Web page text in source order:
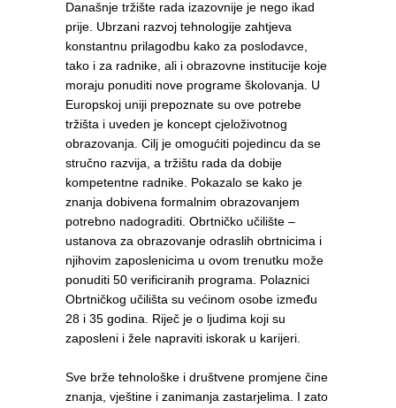
Današnje tržište rada izazovnije je nego ikad
prije. Ubrzani razvoj tehnologije zahtjeva
konstantnu prilagodbu kako za poslodavce,
tako i za radnike, ali i obrazovne institucije koje
moraju ponuditi nove programe školovanja. U
Europskoj uniji prepoznate su ove potrebe
tržišta i uveden je koncept cjeloživotnog
obrazovanja. Cilj je omogućiti pojedincu da se
stručno razvija, a tržištu rada da dobije
kompetentne radnike. Pokazalo se kako je
znanja dobivena formalnim obrazovanjem
potrebno nadograditi. Obrtničko učilište –
ustanova za obrazovanje odraslih obrtnicima i
njihovim zaposlenicima u ovom trenutku može
ponuditi 50 verificiranih programa. Polaznici
Obrtničkog učilišta su većinom osobe između
28 i 35 godina. Riječ je o ljudima koji su
zaposleni i žele napraviti iskorak u karijeri.
Sve brže tehnološke i društvene promjene čine
znanja, vještine i zanimanja zastarjelima. I zato